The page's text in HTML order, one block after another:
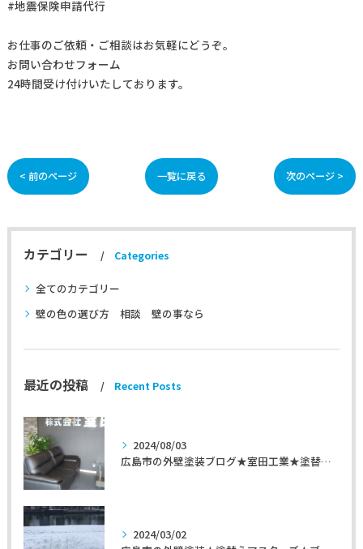
#地震保険申請代行
お仕事のご依頼・ご相談はお気軽にどうぞ。
お問い合わせフォーム
24時間受け付けいたしております。
< 前のページ 一覧に戻る 次のページ >
カテゴリー Categories
全てのカテゴリー
壁の色の選び方 相談 壁の事なら
最近の投稿 Recent Posts
2024/08/03
広島市の外壁塗装ブログ★室田工業★塗替えマスターズ★外壁リフォーム
2024/03/02